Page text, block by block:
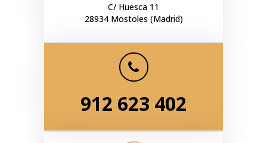
C/ Huesca 11
28934 Mostoles (Madrid)
912 623 402